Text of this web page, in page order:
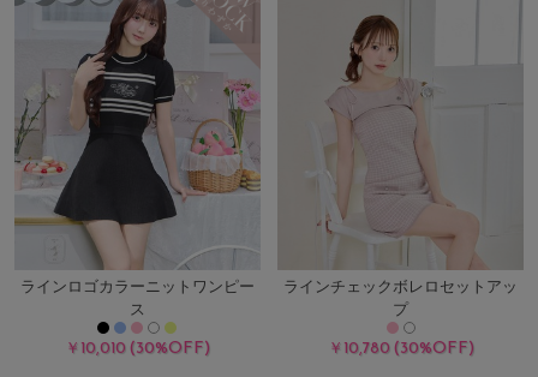
ラインロゴカラーニットワンピー
ス
￥10,010(30%OFF)
ラインチェックボレロセットアッ
プ
￥10,780(30%OFF)